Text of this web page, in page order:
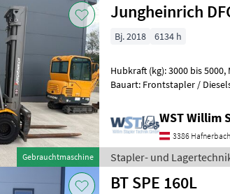
Gebrauchtmaschine
Jungheinrich
Bj. 2018 6134 h
Hubkraft (kg): 3000 bis
Bauart: Frontstapler / Dieselstapler, Tragkraft:
WST Willim
3386 Hafnerbach
Stapler- und
BT SPE 160L